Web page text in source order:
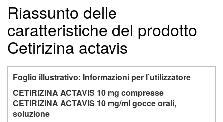
Riassunto delle
caratteristiche del prodotto
Cetirizina actavis
Foglio illustrativo: Informazioni per l’utilizzatore
CETIRIZINA ACTAVIS 10 mg compresse
CETIRIZINA ACTAVIS 10 mg/ml gocce orali,
soluzione